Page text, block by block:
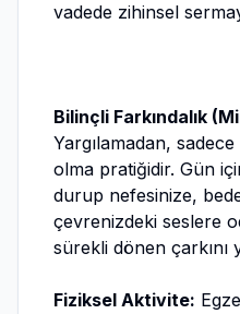
vadede zihinsel
Bilinçli Farkındalık
Yargılamadan,
olma pratiğidir. Gün
durup nefesinize,
çevrenizdeki seslere
sürekli dönen çarkını
Fiziksel Aktivite: